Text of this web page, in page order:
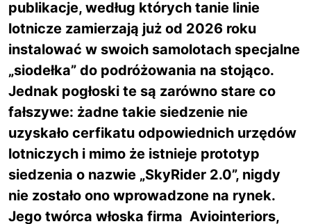
publikacje, według których tanie linie
lotnicze zamierzają już od 2026 roku
instalować w swoich samolotach specjalne
„siodełka” do podróżowania na stojąco.
Jednak pogłoski te są zarówno stare co
fałszywe: żadne takie siedzenie nie
uzyskało cerfikatu odpowiednich urzędów
lotniczych i mimo że istnieje prototyp
siedzenia o nazwie „SkyRider 2.0”, nigdy
nie zostało ono wprowadzone na rynek.
Jego twórca włoska firma Aviointeriors,